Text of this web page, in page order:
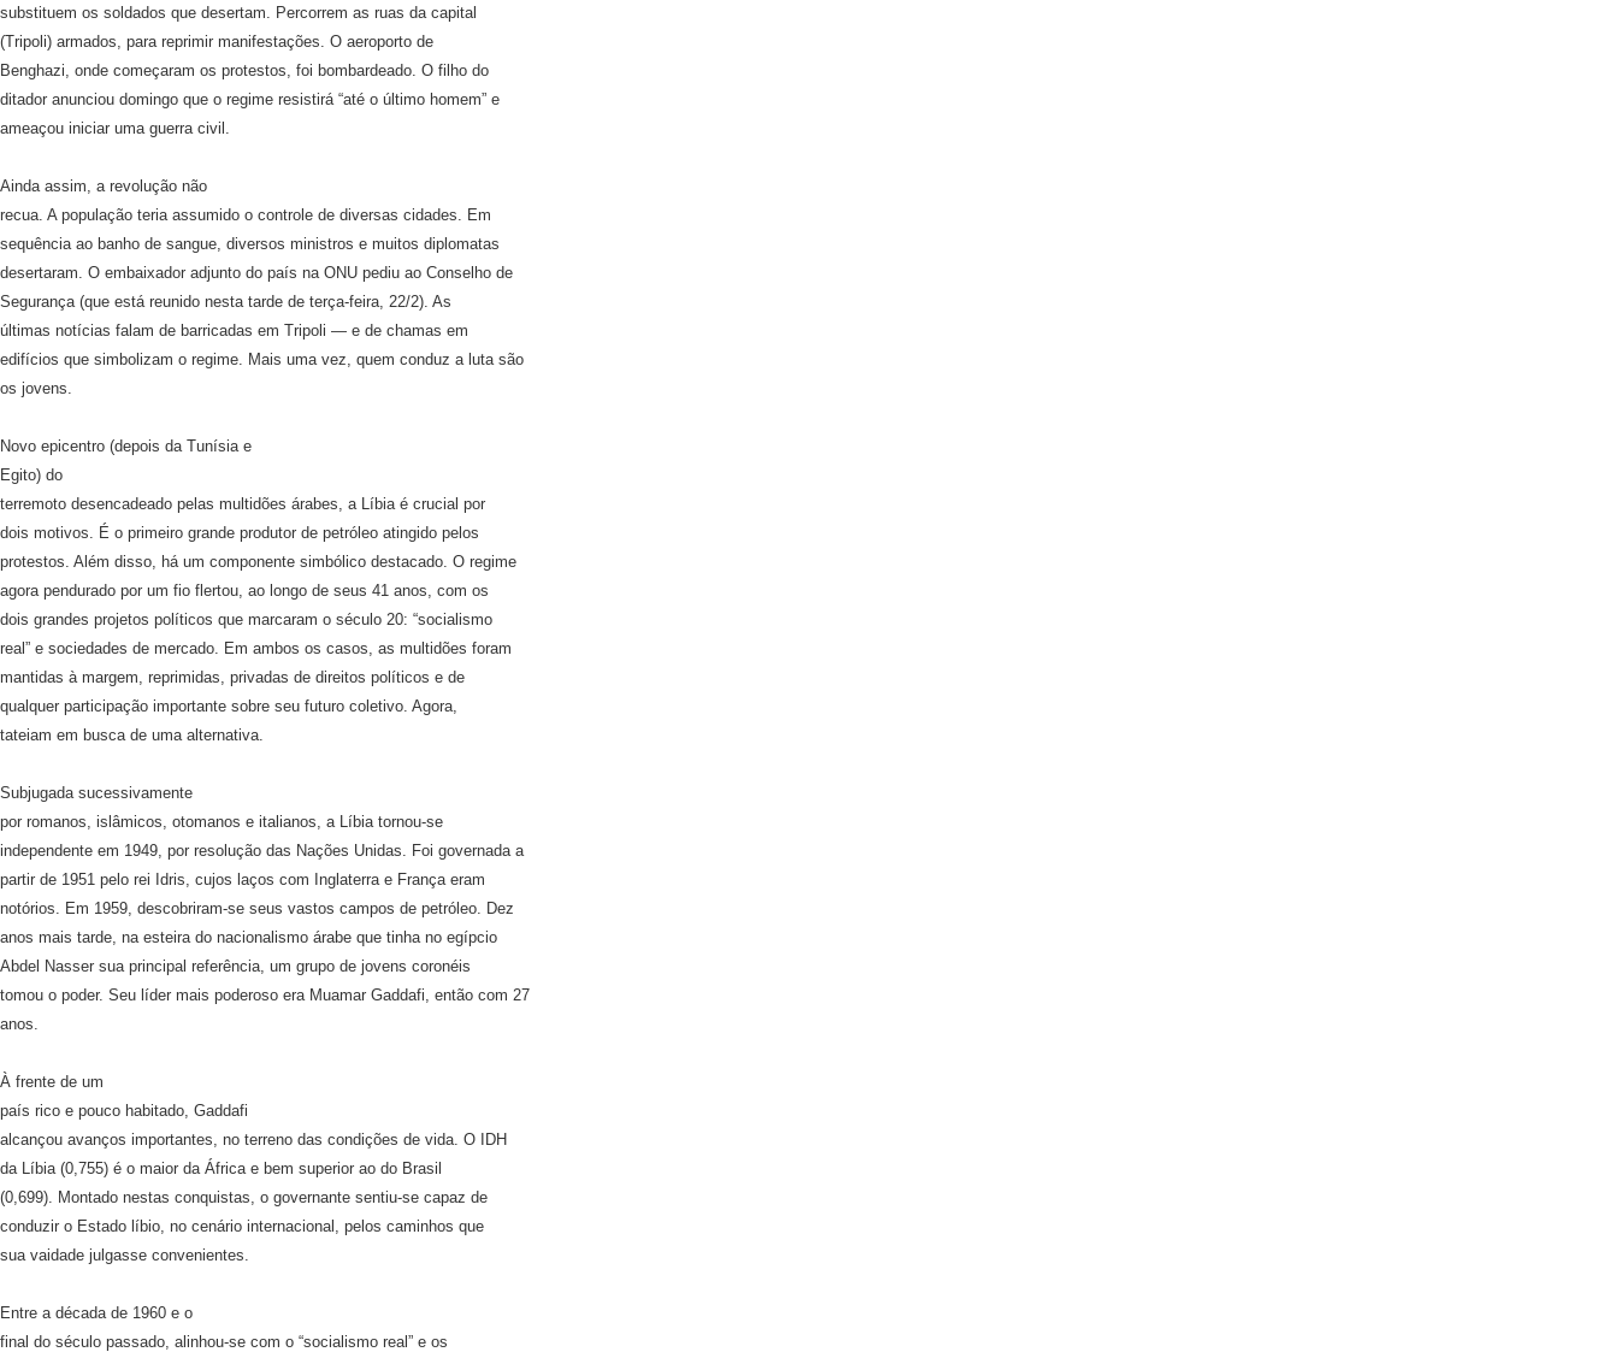
substituem os soldados que desertam. Percorrem as ruas da capital
(Tripoli) armados, para reprimir manifestações. O aeroporto de
Benghazi, onde começaram os protestos, foi bombardeado. O filho do
ditador anunciou domingo que o regime resistirá “até o último homem” e
ameaçou iniciar uma guerra civil.
Ainda assim, a revolução não
recua. A população teria assumido o controle de diversas cidades. Em
sequência ao banho de sangue, diversos ministros e muitos diplomatas
desertaram. O embaixador adjunto do país na ONU pediu ao Conselho de
Segurança (que está reunido nesta tarde de terça-feira, 22/2). As
últimas notícias falam de barricadas em Tripoli — e de chamas em
edifícios que simbolizam o regime. Mais uma vez, quem conduz a luta são
os jovens.
Novo epicentro (depois da Tunísia e
Egito) do
terremoto desencadeado pelas multidões árabes, a Líbia é crucial por
dois motivos. É o primeiro grande produtor de petróleo atingido pelos
protestos. Além disso, há um componente simbólico destacado. O regime
agora pendurado por um fio flertou, ao longo de seus 41 anos, com os
dois grandes projetos políticos que marcaram o século 20: “socialismo
real” e sociedades de mercado. Em ambos os casos, as multidões foram
mantidas à margem, reprimidas, privadas de direitos políticos e de
qualquer participação importante sobre seu futuro coletivo. Agora,
tateiam em busca de uma alternativa.
Subjugada sucessivamente
por romanos, islâmicos, otomanos e italianos, a Líbia tornou-se
independente em 1949, por resolução das Nações Unidas. Foi governada a
partir de 1951 pelo rei Idris, cujos laços com Inglaterra e França eram
notórios. Em 1959, descobriram-se seus vastos campos de petróleo. Dez
anos mais tarde, na esteira do nacionalismo árabe que tinha no egípcio
Abdel Nasser sua principal referência, um grupo de jovens coronéis
tomou o poder. Seu líder mais poderoso era Muamar Gaddafi, então com 27
anos.
À frente de um
país rico e pouco habitado, Gaddafi
alcançou avanços importantes, no terreno das condições de vida. O IDH
da Líbia (0,755) é o maior da África e bem superior ao do Brasil
(0,699). Montado nestas conquistas, o governante sentiu-se capaz de
conduzir o Estado líbio, no cenário internacional, pelos caminhos que
sua vaidade julgasse convenientes.
Entre a década de 1960 e o
final do século passado, alinhou-se com o “socialismo real” e os